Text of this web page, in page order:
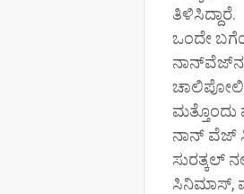
ತಿಳಿಸಿದ್ದಾರೆ.
ಒಂದೇ
ಮತ್ತೊಂದು
ನಾನ್ ವೆಜ್
ಸುರತ್ಕಲ್
ಸಿನಿಮಾಸ್,